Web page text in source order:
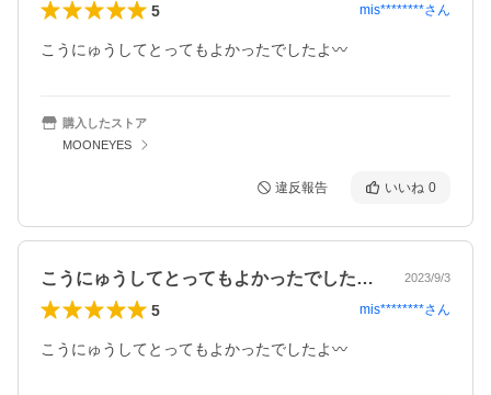
5 mis********さん
こうにゅうしてとってもよかったでしたよ〰
購入したストア
MOONEYES
違反報告 いいね 0
こうにゅうしてとってもよかったでしたよ… 2023/9/3
5 mis********さん
こうにゅうしてとってもよかったでしたよ〰